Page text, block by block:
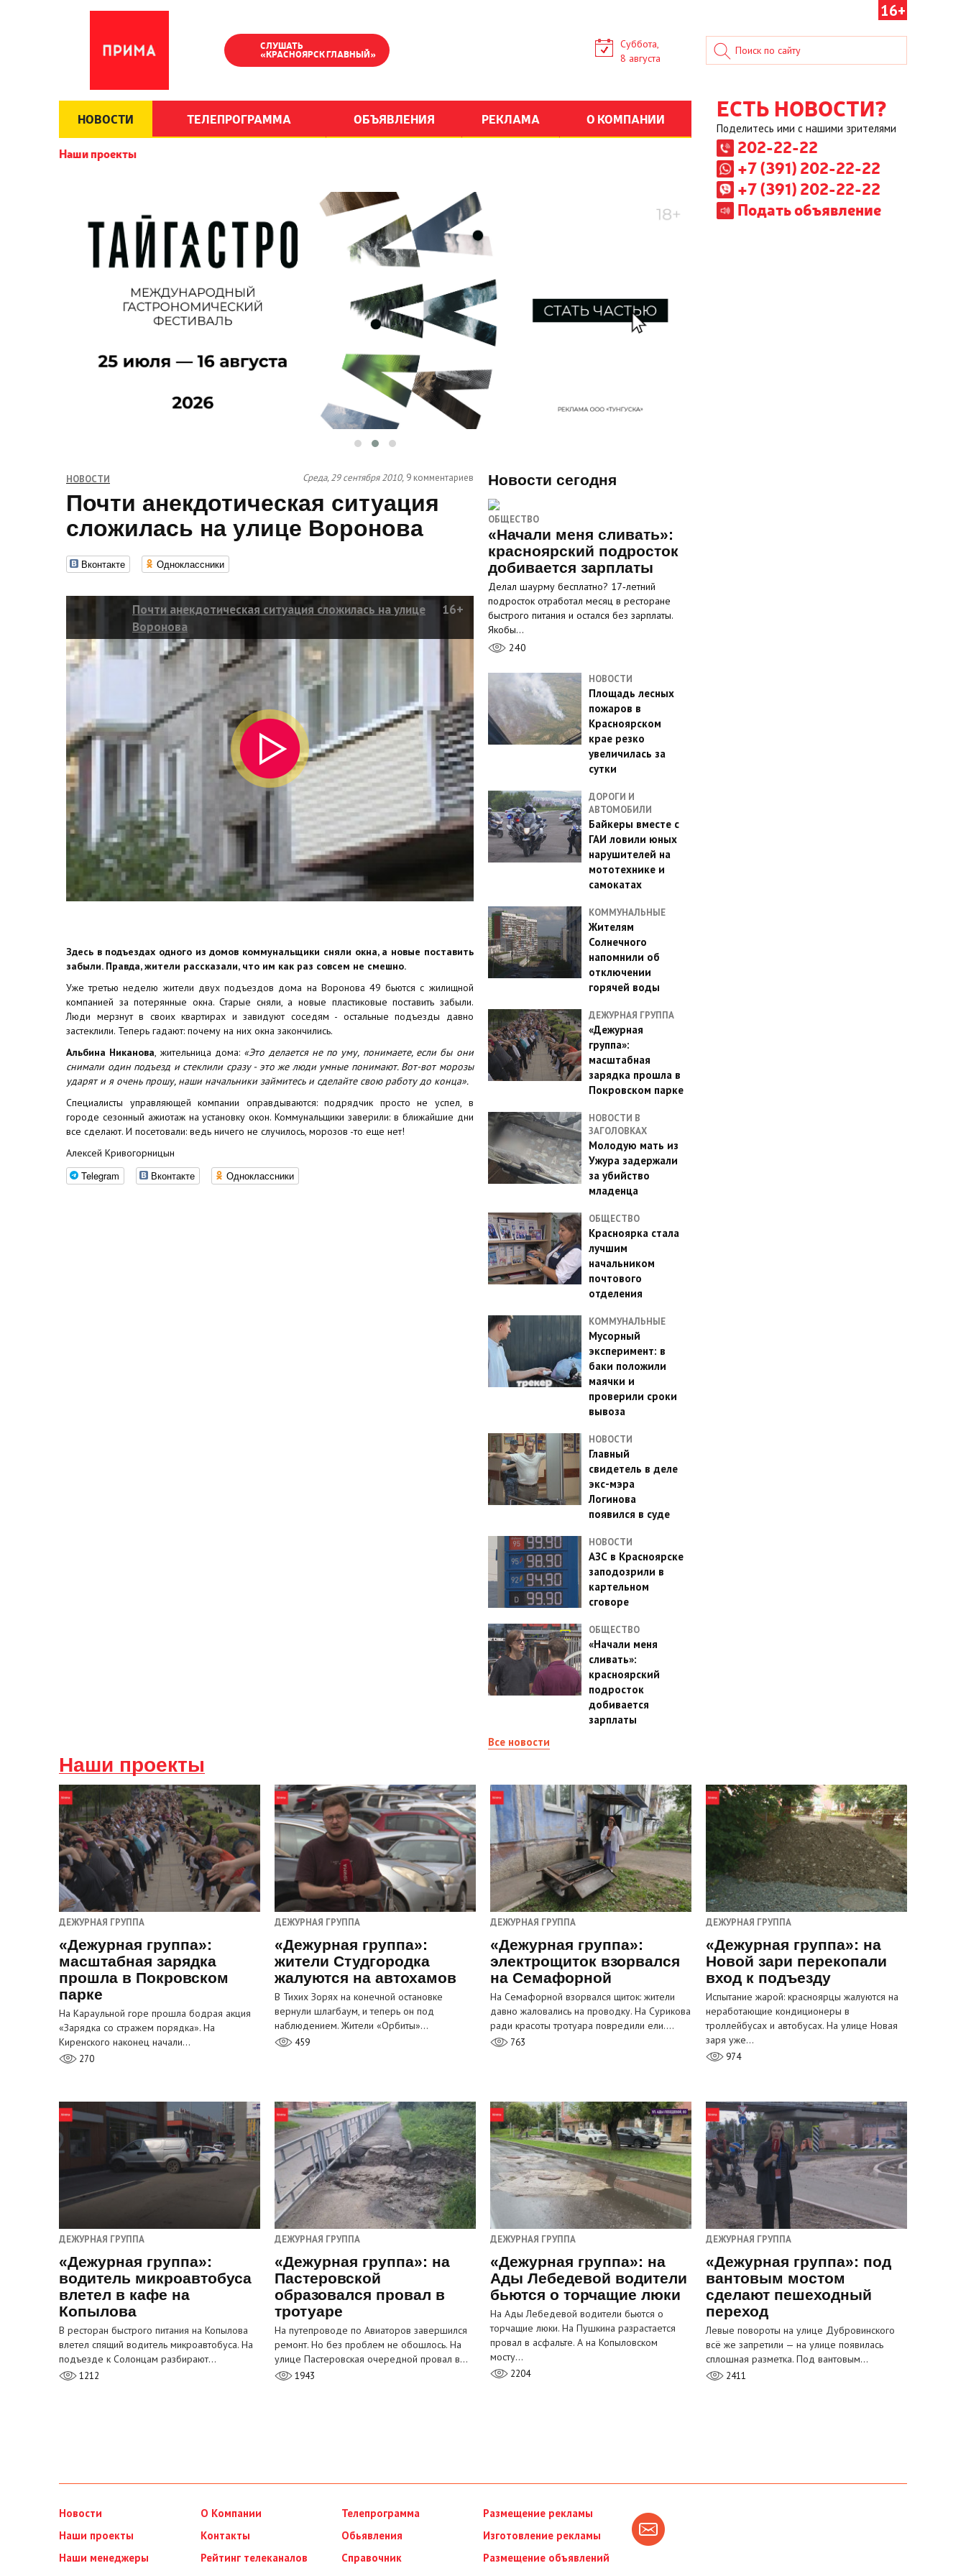
16+
СЛУШАТЬ
«КРАСНОЯРСК ГЛАВНЫЙ»
Суббота,
8 августа
НОВОСТИ ТЕЛЕПРОГРАММА ОБЪЯВЛЕНИЯ РЕКЛАМА О КОМПАНИИ
Наши проекты
ЕСТЬ НОВОСТИ?
Поделитесь ими с нашими зрителями
202-22-22
+7 (391) 202-22-22
+7 (391) 202-22-22
Подать объявление
НОВОСТИ Среда, 29 сентября 2010, 9 комментариев
Почти анекдотическая ситуация
сложилась на улице Воронова
Вконтакте Одноклассники
Почти анекдотическая ситуация сложилась на улице
Воронова
16+
Здесь в подъездах одного из домов коммунальщики сняли окна, а новые поставить
забыли. Правда, жители рассказали, что им как раз совсем не смешно.
Уже третью неделю жители двух подъездов дома на Воронова 49 бьются с жилищной
компанией за потерянные окна. Старые сняли, а новые пластиковые поставить забыли.
Люди мерзнут в своих квартирах и завидуют соседям - остальные подъезды давно
застеклили. Теперь гадают: почему на них окна закончились.
Альбина Никанова, жительница дома: «Это делается не по уму, понимаете, если бы они
снимали один подъезд и стеклили сразу - это же люди умные понимают. Вот-вот морозы
ударят и я очень прошу, наши начальники займитесь и сделайте свою работу до конца».
Специалисты управляющей компании оправдываются: подрядчик просто не успел, в
городе сезонный ажиотаж на установку окон. Коммунальщики заверили: в ближайшие дни
все сделают. И посетовали: ведь ничего не случилось, морозов -то еще нет!
Алексей Кривогорницын
Telegram Вконтакте Одноклассники
Новости сегодня
ОБЩЕСТВО
«Начали меня сливать»:
красноярский подросток
добивается зарплаты
Делал шаурму бесплатно? 17‑летний
подросток отработал месяц в ресторане
быстрого питания и остался без зарплаты.
Якобы…
240
НОВОСТИ
Площадь лесных
пожаров в
Красноярском
крае резко
увеличилась за
сутки
ДОРОГИ И
АВТОМОБИЛИ
Байкеры вместе с
ГАИ ловили юных
нарушителей на
мототехнике и
самокатах
КОММУНАЛЬНЫЕ
Жителям
Солнечного
напомнили об
отключении
горячей воды
ДЕЖУРНАЯ ГРУППА
«Дежурная
группа»:
масштабная
зарядка прошла в
Покровском парке
НОВОСТИ В
ЗАГОЛОВКАХ
Молодую мать из
Ужура задержали
за убийство
младенца
ОБЩЕСТВО
Красноярка стала
лучшим
начальником
почтового
отделения
КОММУНАЛЬНЫЕ
Мусорный
эксперимент: в
баки положили
маячки и
проверили сроки
вывоза
НОВОСТИ
Главный
свидетель в деле
экс-мэра
Логинова
появился в суде
НОВОСТИ
АЗС в Красноярске
заподозрили в
картельном
сговоре
ОБЩЕСТВО
«Начали меня
сливать»:
красноярский
подросток
добивается
зарплаты
Все новости
Наши проекты
ДЕЖУРНАЯ ГРУППА
«Дежурная группа»:
масштабная зарядка
прошла в Покровском
парке
На Караульной горе прошла бодрая акция
«Зарядка со стражем порядка». На
Киренского наконец начали…
270
ДЕЖУРНАЯ ГРУППА
«Дежурная группа»:
жители Студгородка
жалуются на автохамов
В Тихих Зорях на конечной остановке
вернули шлагбаум, и теперь он под
наблюдением. Жители «Орбиты»…
459
ДЕЖУРНАЯ ГРУППА
«Дежурная группа»:
электрощиток взорвался
на Семафорной
На Семафорной взорвался щиток: жители
давно жаловались на проводку. На Сурикова
ради красоты тротуара повредили ели.…
763
ДЕЖУРНАЯ ГРУППА
«Дежурная группа»: на
Новой зари перекопали
вход к подъезду
Испытание жарой: красноярцы жалуются на
неработающие кондиционеры в
троллейбусах и автобусах. На улице Новая
заря уже…
974
ДЕЖУРНАЯ ГРУППА
«Дежурная группа»:
водитель микроавтобуса
влетел в кафе на
Копылова
В ресторан быстрого питания на Копылова
влетел спящий водитель микроавтобуса. На
подъезде к Солонцам разбирают…
1212
ДЕЖУРНАЯ ГРУППА
«Дежурная группа»: на
Пастеровской
образовался провал в
тротуаре
На путепроводе по Авиаторов завершился
ремонт. Но без проблем не обошлось. На
улице Пастеровская очередной провал в…
1943
ДЕЖУРНАЯ ГРУППА
«Дежурная группа»: на
Ады Лебедевой водители
бьются о торчащие люки
На Ады Лебедевой водители бьются о
торчащие люки. На Пушкина разрастается
провал в асфальте. А на Копыловском
мосту…
2204
ДЕЖУРНАЯ ГРУППА
«Дежурная группа»: под
вантовым мостом
сделают пешеходный
переход
Левые повороты на улице Дубровинского
всё же запретили — на улице появилась
сплошная разметка. Под вантовым…
2411
Новости
Наши проекты
Наши менеджеры
О Компании
Контакты
Рейтинг телеканалов
Телепрограмма
Обьявления
Справочник
Размещение рекламы
Изготовление рекламы
Размещение объявлений